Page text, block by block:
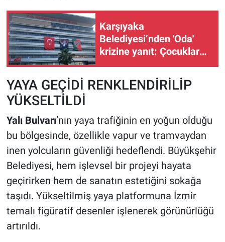
Karşıyaka
Belediyesi’nden 'Oda'
krizine yanıt: Çocuklar
dönüştürüldü
YAYA GEÇİDİ RENKLENDİRİLİP
YÜKSELTİLDİ
Yalı Bulvarı’nın yaya trafiğinin en yoğun olduğu
bu bölgesinde, özellikle vapur ve tramvaydan
inen yolcuların güvenliği hedeflendi. Büyükşehir
Belediyesi, hem işlevsel bir projeyi hayata
geçirirken hem de sanatın estetiğini sokağa
taşıdı. Yükseltilmiş yaya platformuna İzmir
temalı figüratif desenler işlenerek görünürlüğü
artırıldı.